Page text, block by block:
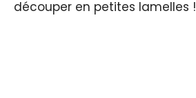
découper en petites lamelles !